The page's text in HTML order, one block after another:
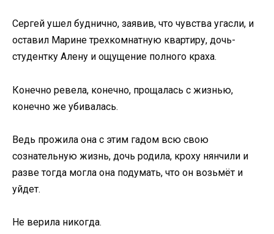
Сергей ушел буднично, заявив, что чувства угасли, и
оставил Марине трехкомнатную квартиру, дочь-
студентку Алену и ощущение полного краха.
Конечно ревела, конечно, прощалась с жизнью,
конечно же убивалась.
Ведь прожила она с этим гадом всю свою
сознательную жизнь, дочь родила, кроху нянчили и
разве тогда могла она подумать, что он возьмёт и
уйдет.
Не верила никогда.